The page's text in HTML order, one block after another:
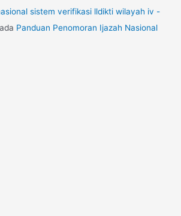
sistem verifikasi lldikti wilayah iv -
Panduan Penomoran Ijazah Nasional